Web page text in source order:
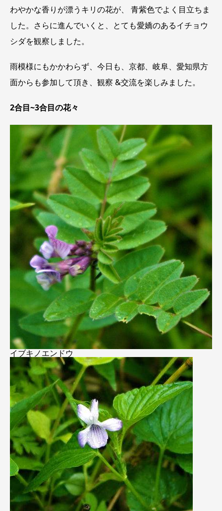
わやかな香りが漂うキリの花が、 青紫色でよく目立ちま
した。さらに進んでいくと、とても愛嬌のあるイチョウ
シダを観察しました。
雨模様にもかかわらず、今日も、京都、岐阜、愛知県方
面からも参加して頂き、観察 &交流を楽しみました。
2合目~3合目の花々
イブキノエンドウ